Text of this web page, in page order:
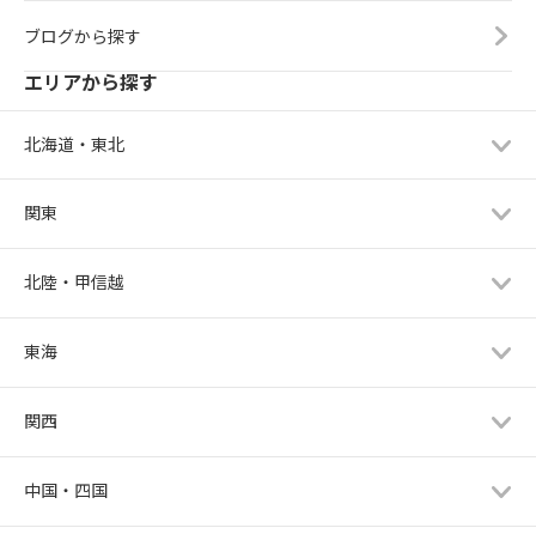
ブログから探す
エリアから探す
北海道・東北
関東
北陸・甲信越
東海
関西
中国・四国